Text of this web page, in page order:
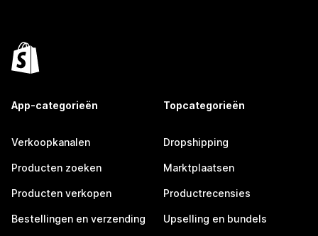
App-categorieën
Verkoopkanalen
Producten zoeken
Producten verkopen
Bestellingen en verzending
Topcategorieën
Dropshipping
Marktplaatsen
Productrecensies
Upselling en bundels